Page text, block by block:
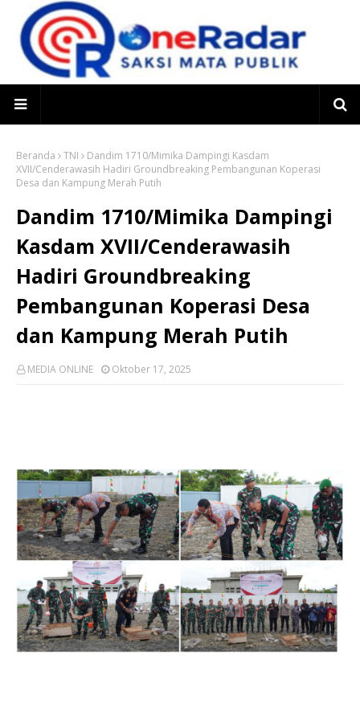
Beranda TNI
Dandim 1710/Mimika Dampingi Kasdam
XVII/Cenderawasih Hadiri Groundbreaking Pembangunan Koperasi
Desa dan Kampung Merah Putih
Dandim 1710/Mimika Dampingi
Kasdam XVII/Cenderawasih
Hadiri Groundbreaking
Pembangunan Koperasi Desa
dan Kampung Merah Putih
MEDIA ONLINE Oktober 17, 2025